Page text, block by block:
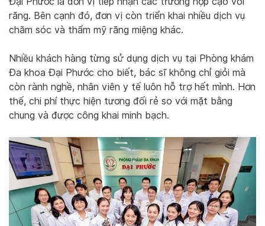
răng. Bên cạnh đó, đơn vị còn triển khai nhiều dịch vụ
chăm sóc và thẩm mỹ răng miệng khác.
Nhiều khách hàng từng sử dụng dịch vụ tại Phòng khám
Đa khoa Đại Phước cho biết, bác sĩ không chỉ giỏi mà
còn rành nghề, nhân viên y tế luôn hỗ trợ hết mình. Hơn
thế, chi phí thực hiện tương đối rẻ so với mặt bằng
chung và được công khai minh bạch.